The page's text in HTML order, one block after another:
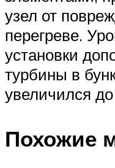
узел от
перегреве.
установки
турбины в
увеличился
Похожие